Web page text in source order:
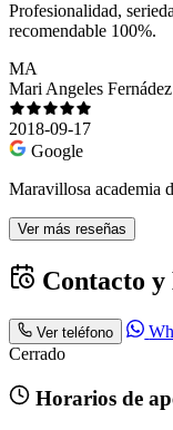
Profesionalidad,
recomendable 100%.
MA
Mari Angeles
2018-09-17
Google
Maravillosa academia
Ver más reseñas
Contacto
Ver teléfono
Cerrado
Horarios de